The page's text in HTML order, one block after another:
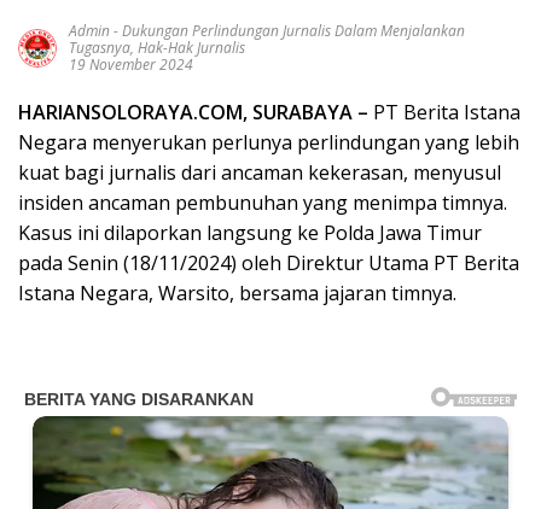
Admin-Dukungan Perlindungan Jurnalis Dalam Menjalankan
Tugasnya, Hak-Hak Jurnalis
19 November 2024
HARIANSOLORAYA.COM, SURABAYA – PT Berita Istana
Negara menyerukan perlunya perlindungan yang lebih
kuat bagi jurnalis dari ancaman kekerasan, menyusul
insiden ancaman pembunuhan yang menimpa timnya.
Kasus ini dilaporkan langsung ke Polda Jawa Timur
pada Senin (18/11/2024) oleh Direktur Utama PT Berita
Istana Negara, Warsito, bersama jajaran timnya.